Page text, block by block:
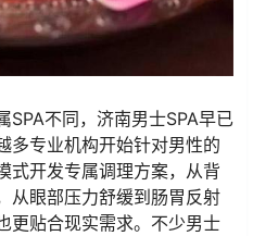
SPA不同，济南男士SPA早已
多专业机构开始针对男性的
式开发专属调理方案，从背
从眼部压力舒缓到肠胃反射
更贴合现实需求。不少男士